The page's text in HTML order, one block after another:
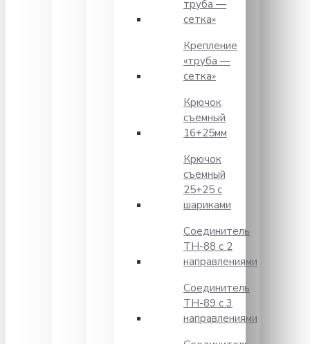
труба —
сетка»
Крепление
«труба —
сетка»
Крючок
съемный
16+25мм
Крючок
съемный
25+25 с
шариками
Соединитель
TH-88 с 2
направлениями
Соединитель
TH-89 с 3
направлениями